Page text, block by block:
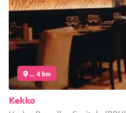
... 4 km
Kekko